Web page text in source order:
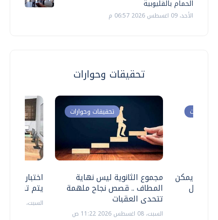
الحمام بالقليوبية
الأحد، 09 اغسطس 2026 06:57 م
تحقيقات وحوارات
اختبارات
يتم
السبت، 18 يوليو 2026 09:22 ص
تحقيقات وحوارات
مجموع الثانوية ليس نهاية
المطاف .. قصص نجاح ملهمة
تتحدى العقبات
السبت، 08 اغسطس 2026 11:22 ص
وحوارات
.. هل يمكن
نتعامل